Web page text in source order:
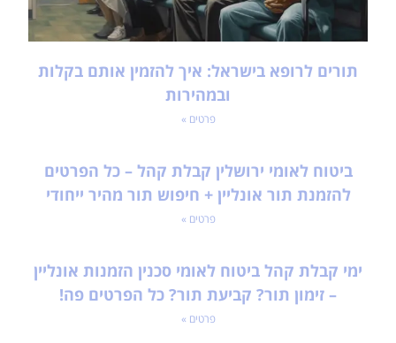
תורים לרופא בישראל: איך להזמין אותם בקלות
ובמהירות
פרטים »
ביטוח לאומי ירושלין קבלת קהל – כל הפרטים
להזמנת תור אונליין + חיפוש תור מהיר ייחודי
פרטים »
ימי קבלת קהל ביטוח לאומי סכנין הזמנות אונליין
– זימון תור? קביעת תור? כל הפרטים פה!
פרטים »